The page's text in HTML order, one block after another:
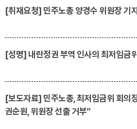
[취재요청] 민주노총 양경수 위원장 기
[성명] 내란정권 부역 인사의 최저임금
[보도자료] 민주노총, 최저임금위 회의
권순원, 위원장 선출 거부”